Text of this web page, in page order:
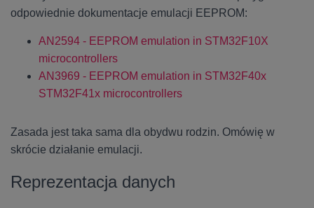
odpowiednie dokumentacje emulacji EEPROM:
AN2594 - EEPROM emulation in STM32F10X
microcontrollers
AN3969 - EEPROM emulation in STM32F40x
STM32F41x microcontrollers
Zasada jest taka sama dla obydwu rodzin. Omówię w
skrócie działanie emulacji.
Reprezentacja danych